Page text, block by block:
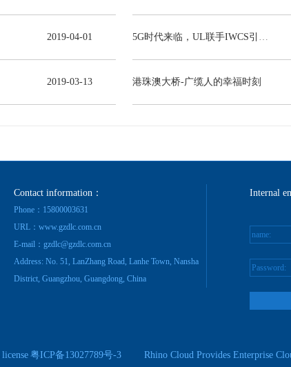
2019-04-01 5G时代来临，UL联手IWCS引领线缆行业发展新未来
2019-03-13 港珠澳大桥-广缆人的幸福时刻
Contact information：
Phone：15800003631
URL：www.gzdlc.com.cn
E-mail：gzdlc@gzdlc.com.cn
Address: No. 51, LanZhang Road, Lanhe Town, Nansha
District, Guangzhou, Guangdong, China
Internal
name:
Password:
license 粤ICP备13027789号-3 Rhino Cloud Provides Enterprise